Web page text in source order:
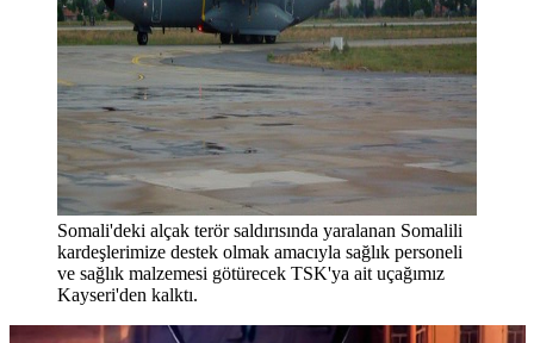
Somali'deki alçak terör saldırısında yaralanan Somalili
kardeşlerimize destek olmak amacıyla sağlık personeli
ve sağlık malzemesi götürecek TSK'ya ait uçağımız
Kayseri'den kalktı.